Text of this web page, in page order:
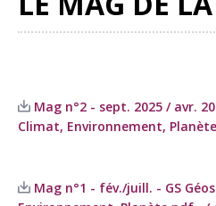
Mag n°2 - sept. 2025 / avr.
Climat, Environnement,
Mag n°1 - fév./juill. - GS